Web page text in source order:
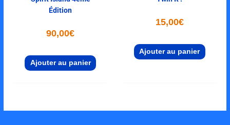
Édition
90,00€
Ajouter au panier
15,00€
Ajouter au panier